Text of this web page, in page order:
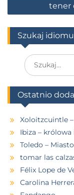
tener
Szukaj idiomu
Ostatnio
Xoloitzcuintle
Ibiza –
Toledo –
tomar las
Félix Lope de
Carolina